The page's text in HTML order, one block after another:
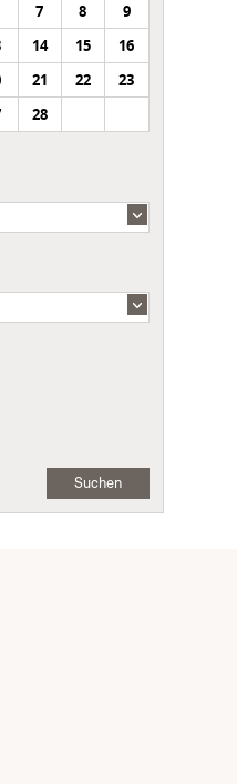
7 8
9
14 15
16
21 22
23
28
Suchen